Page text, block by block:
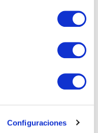
Configuraciones